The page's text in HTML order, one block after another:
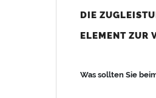
Bohrungen nicht
bis 500mm
ab 1000mm
DIE
ELEMENT ZUR
Was sollten Sie